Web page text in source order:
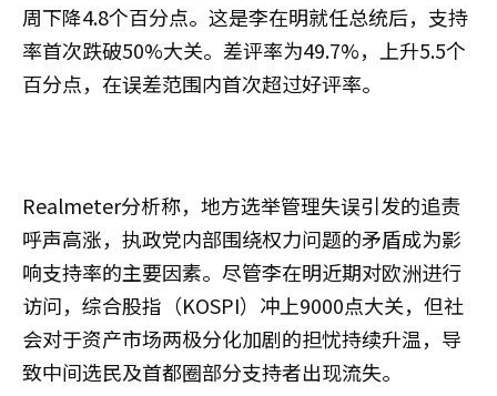
周下降4.8个百分点。这是李在明就任总统后，支持
率首次跌破50%大关。差评率为49.7%，上升5.5个
百分点，在误差范围内首次超过好评率。
Realmeter分析称，地方选举管理失误引发的追责
呼声高涨，执政党内部围绕权力问题的矛盾成为影
响支持率的主要因素。尽管李在明近期对欧洲进行
访问，综合股指（KOSPI）冲上9000点大关，但社
会对于资产市场两极分化加剧的担忧持续升温，导
致中间选民及首都圈部分支持者出现流失。